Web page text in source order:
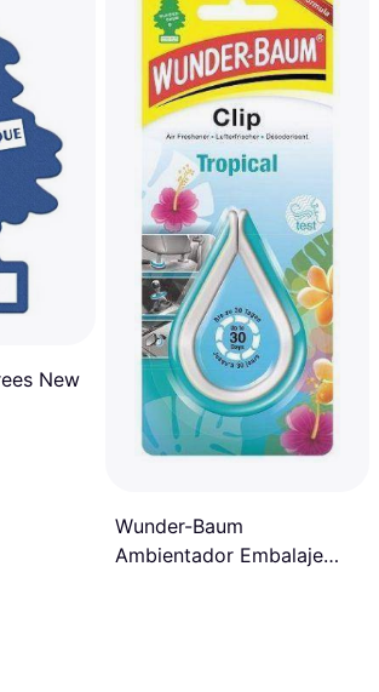
New
Wunder-Baum
Ambientador Embalaje